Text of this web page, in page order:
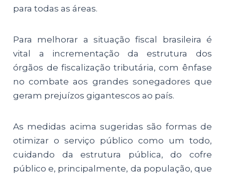
para todas as áreas.
Para melhorar a situação fiscal brasileira é
vital a incrementação da estrutura dos
órgãos de fiscalização tributária, com ênfase
no combate aos grandes sonegadores que
geram prejuízos gigantescos ao país.
As medidas acima sugeridas são formas de
otimizar o serviço público como um todo,
cuidando da estrutura pública, do cofre
público e, principalmente, da população, que